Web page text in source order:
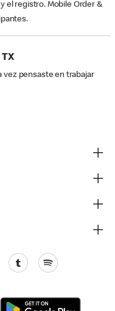
el registro. Mobile Order &
vez pensaste en trabajar